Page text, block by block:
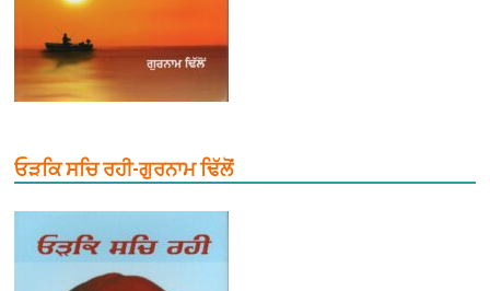
ਓੜਕਿ ਸਚਿ ਰਹੀ-ਗੁਰਨਾਮ ਢਿੱਲੋਂ